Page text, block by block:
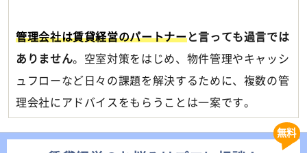
管理会社は賃貸経営のパートナーと言っても過言では
ありません。空室対策をはじめ、物件管理やキャッシ
ュフローなど日々の課題を解決するために、複数の管
理会社にアドバイスをもらうことは一案です。
無料